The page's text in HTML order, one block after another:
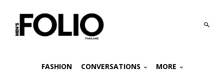
FASHION CONVERSATIONS MORE